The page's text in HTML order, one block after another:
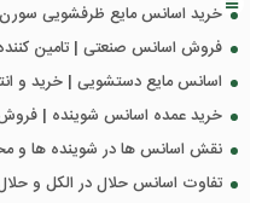
خرید اسانس مایع ظرفشویی
فروش اسانس صنعتی | تامین
اسانس مایع دستشویی | خرید و
خرید عمده اسانس شوینده | فروش
نقش اسانس ها در شوینده ها و
تفاوت اسانس حلال در الکل و